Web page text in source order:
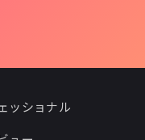
ッショナル